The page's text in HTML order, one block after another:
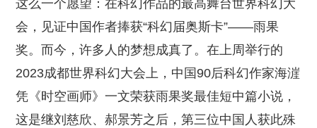
这么一个愿望：在科幻作品的最高舞台世界科幻大
会，见证中国作者捧获“科幻届奥斯卡”——雨果
奖。而今，许多人的梦想成真了。在上周举行的
2023成都世界科幻大会上，中国90后科幻作家海漄
凭《时空画师》一文荣获雨果奖最佳短中篇小说，
这是继刘慈欣、郝景芳之后，第三位中国人获此殊